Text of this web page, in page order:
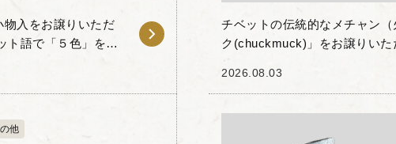
入をお譲りいただ
ト語で「５色」を意
チベットの伝統的なメチャン
ク(chuckmuck)」をお譲りい
ベ...
2026.08.03
他